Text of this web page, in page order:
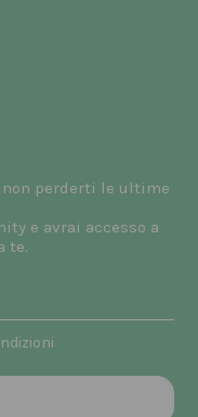
perderti le ultime
e avrai accesso a
te.